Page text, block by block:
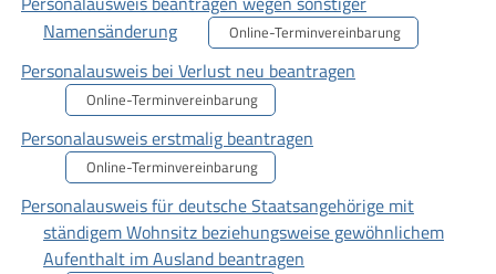
Namensänderung
Online-Terminvereinbarung
Personalausweis bei Verlust neu beantragen
Online-Terminvereinbarung
Personalausweis erstmalig beantragen
Online-Terminvereinbarung
Personalausweis für deutsche Staatsangehörige mit
ständigem Wohnsitz beziehungsweise gewöhnlichem
Aufenthalt im Ausland beantragen